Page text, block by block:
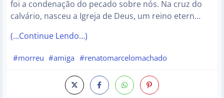
foi a condenação do pecado sobre nós. Na cruz do
calvário, nasceu a Igreja de Deus, um reino etern…
(…Continue Lendo…)
#morreu #amiga #renatomarcelomachado